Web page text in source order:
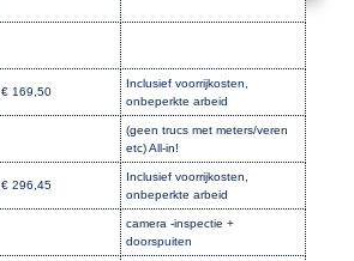
€ 169,50
Inclusief voorrijkosten,
onbeperkte arbeid
(geen trucs met meters/veren
etc) All-in!
€ 296,45
Inclusief voorrijkosten,
onbeperkte arbeid
camera -inspectie +
doorspuiten